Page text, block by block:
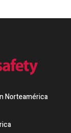
Norteamérica